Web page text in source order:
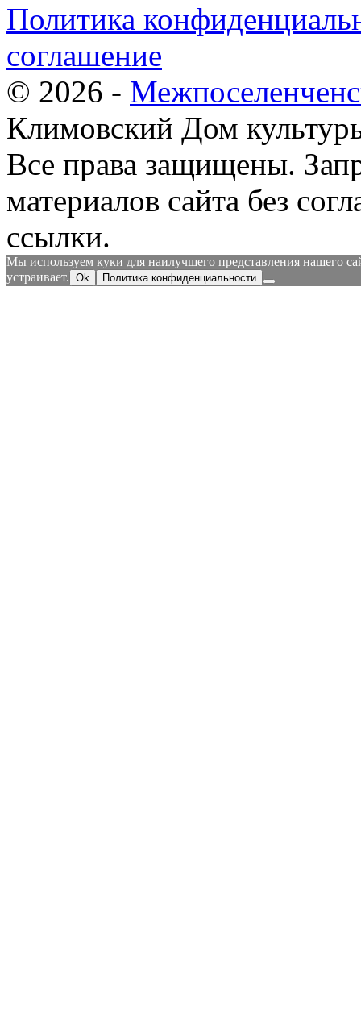
Политика
соглашение
© 2026 -
Климовский Дом
Все права защищены.
материалов сайта без
ссылки.
Мы используем куки для наилучшего представления нашего
устраивает. Ok Политика конфиденциальности